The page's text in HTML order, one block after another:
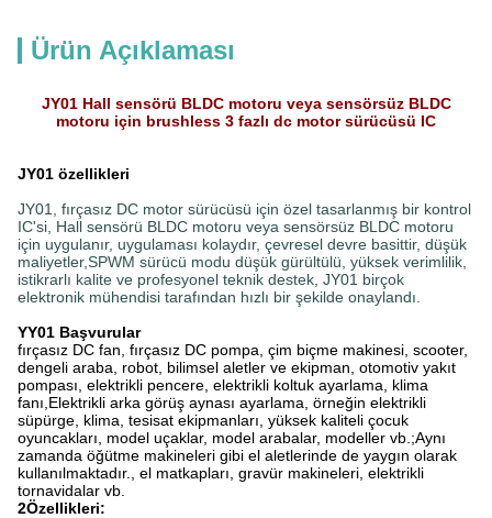
Ürün Açıklaması
JY01 Hall sensörü BLDC motoru veya sensörsüz BLDC
motoru için brushless 3 fazlı dc motor sürücüsü IC
JY01 özellikleri
JY01, fırçasız DC motor sürücüsü için özel tasarlanmış bir kontrol
IC'si, Hall sensörü BLDC motoru veya sensörsüz BLDC motoru
için uygulanır, uygulaması kolaydır, çevresel devre basittir, düşük
maliyetler,SPWM sürücü modu düşük gürültülü, yüksek verimlilik,
istikrarlı kalite ve profesyonel teknik destek, JY01 birçok
elektronik mühendisi tarafından hızlı bir şekilde onaylandı.
YY01 Başvurular
fırçasız DC fan, fırçasız DC pompa, çim biçme makinesi, scooter,
dengeli araba, robot, bilimsel aletler ve ekipman, otomotiv yakıt
pompası, elektrikli pencere, elektrikli koltuk ayarlama, klima
fanı,Elektrikli arka görüş aynası ayarlama, örneğin elektrikli
süpürge, klima, tesisat ekipmanları, yüksek kaliteli çocuk
oyuncakları, model uçaklar, model arabalar, modeller vb.;Aynı
zamanda öğütme makineleri gibi el aletlerinde de yaygın olarak
kullanılmaktadır., el matkapları, gravür makineleri, elektrikli
tornavidalar vb.
2Özellikleri: